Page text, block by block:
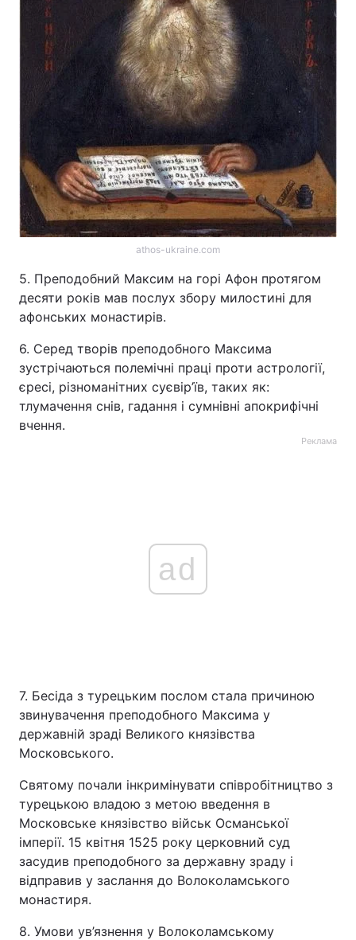
athos-ukraine.com
5. Преподобний Максим на горі Афон протягом
десяти років мав послух збору милостині для
афонських монастирів.
6. Серед творів преподобного Максима
зустрічаються полемічні праці проти астрології,
єресі, різноманітних суєвір’їв, таких як:
тлумачення снів, гадання і сумнівні апокрифічні
вчення.
Реклама
ad
7. Бесіда з турецьким послом стала причиною
звинувачення преподобного Максима у
державній зраді Великого князівства
Московського.
Святому почали інкримінувати співробітництво з
турецькою владою з метою введення в
Московське князівство військ Османської
імперії. 15 квітня 1525 року церковний суд
засудив преподобного за державну зраду і
відправив у заслання до Волоколамського
монастиря.
8. Умови ув’язнення у Волоколамському